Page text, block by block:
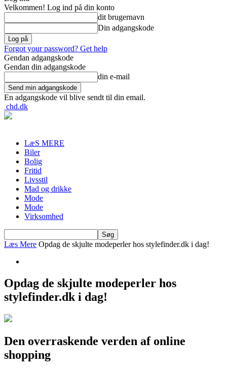
Velkommen! Log ind på din konto
dit brugernavn
Din adgangskode
Forgot your password? Get help
Gendan adgangskode
Gendan din adgangskode
din e-mail
En adgangskode vil blive sendt til din email.
chd.dk
LæS MERE
Biler
Bolig
Fritid
Livsstil
Mad og drikke
Mode
Mode
Virksomhed
Læs Mere Opdag de skjulte modeperler hos stylefinder.dk i dag!
Opdag de skjulte modeperler hos
stylefinder.dk i dag!
Den overraskende verden af online
shopping